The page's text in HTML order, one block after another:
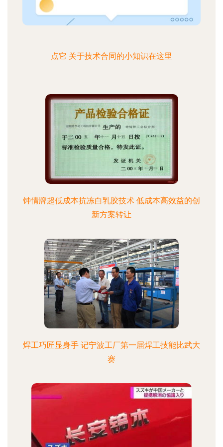
点它 关于技术合同的小知识在这里
钟情牌超低成本抗冻白乳胶技术 低成本高效益的创
新方案转让
焊工巧匠显身手 记宁波工厂第一届焊工技能比武大
赛